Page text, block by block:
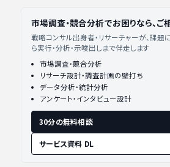
市場調査・競合分析でお困りなら、ご
戦略コンサル出身者・リサーチャーが、課
ら実行・分析・示唆出しまで伴走します
市場調査・競合分析
リサーチ設計・調査計画の壁打ち
データ分析・統計分析
アンケート・インタビュー設計
30分の無料相談
サービス資料 DL